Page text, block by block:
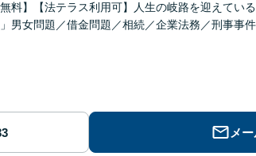
料】【法テラス利用可】人生の岐路を迎えてい
男女問題／借金問題／相続／企業法務／刑事事
メ